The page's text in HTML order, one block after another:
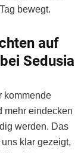
bewegt.
auf
Sedusia
kommende
mehr eindecken
werden. Das
klar gezeigt,